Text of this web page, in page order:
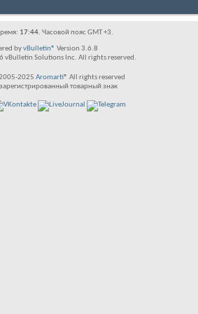
17:44. Часовой пояс GMT +3.
byvBulletin® Version 3.6.8
vBulletin Solutions Inc. All rights reserved.
2025 Aromarti® All rights reserved
товарный знак